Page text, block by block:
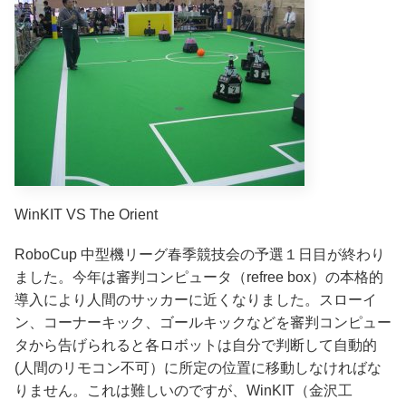
WinKIT VS The Orient
RoboCup 中型機リーグ春季競技会の予選１日目が終わり
ました。今年は審判コンピュータ（refree box）の本格的
導入により人間のサッカーに近くなりました。スローイ
ン、コーナーキック、ゴールキックなどを審判コンピュー
タから告げられると各ロボットは自分で判断して自動的
(人間のリモコン不可）に所定の位置に移動しなければな
りません。これは難しいのですが、WinKIT（金沢工